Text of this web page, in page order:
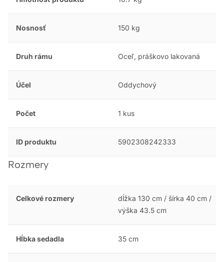
Nosnosť 150 kg
Druh rámu Oceľ, práškovo lakovaná
Účel Oddychový
Počet 1 kus
ID produktu 5902308242333
Rozmery
Celkové rozmery
dĺžka 130 cm / šírka 40 cm /
výška 43.5 cm
Hĺbka sedadla 35 cm